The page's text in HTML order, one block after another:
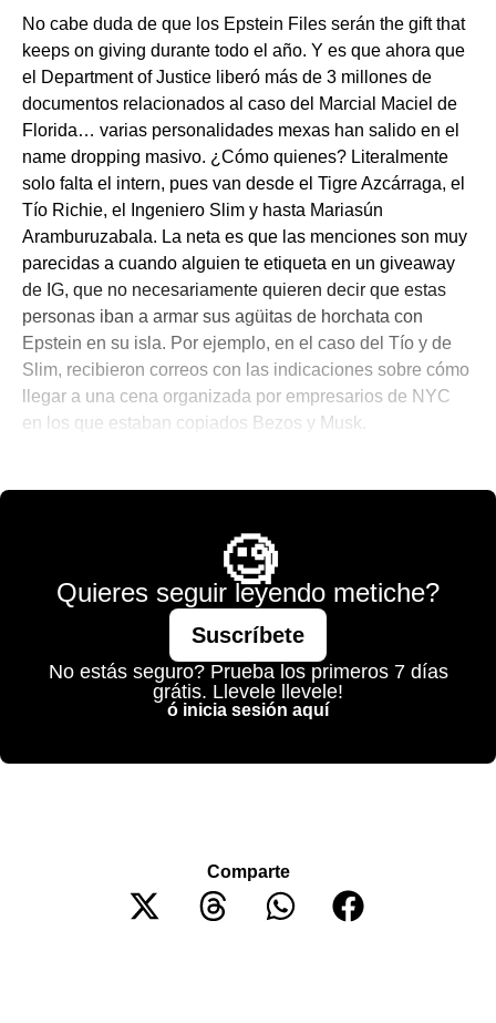
No cabe duda de que los Epstein Files serán the gift that
keeps on giving durante todo el año. Y es que ahora que
el Department of Justice liberó más de 3 millones de
documentos relacionados al caso del Marcial Maciel de
Florida… varias personalidades mexas han salido en el
name dropping masivo. ¿Cómo quienes? Literalmente
solo falta el intern, pues van desde el Tigre Azcárraga, el
Tío Richie, el Ingeniero Slim y hasta Mariasún
Aramburuzabala. La neta es que las menciones son muy
parecidas a cuando alguien te etiqueta en un giveaway
de IG, que no necesariamente quieren decir que estas
personas iban a armar sus agüitas de horchata con
Epstein en su isla. Por ejemplo, en el caso del Tío y de
Slim, recibieron correos con las indicaciones sobre cómo
llegar a una cena organizada por empresarios de NYC
en los que estaban copiados Bezos y Musk.
🧐
Quieres seguir leyendo metiche?
Suscríbete
No estás seguro? Prueba los primeros 7 días
grátis. Llevele llevele!
ó inicia sesión aquí
Comparte